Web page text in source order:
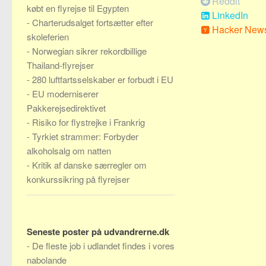
LinkedIn
Hacker
købt en flyrejse til Egypten
-Charterudsalget fortsætter efter
skoleferien
- Norwegian sikrer rekordbillige
Thailand-flyrejser
-280 luftfartsselskaber er forbudt i EU
- EU moderniserer
Pakkerejsedirektivet
- Risiko for flystrejke i Frankrig
-Tyrkiet strammer: Forbyder
alkoholsalg om natten
- Kritik af danske særregler om
konkurssikring på flyrejser
Seneste poster på udvandrerne.dk
- De fleste job i udlandet findes i vores
nabolande